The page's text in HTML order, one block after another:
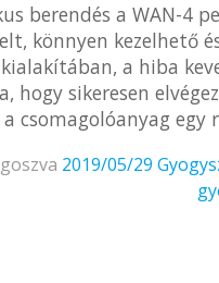
berendés a WAN-4
könnyen kezelhető
a hiba
hogy sikeresen
csomagolóanyag egy
2019/05/29